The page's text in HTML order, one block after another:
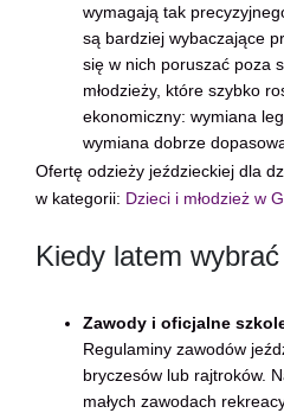
wymagają tak
są bardziej wybaczające
się w nich poruszać poza
młodzieży, które szybko
ekonomiczny: wymiana
wymiana dobrze
Ofertę odzieży jeździeckiej dla
w kategorii: Dzieci i młodzież w
Kiedy latem
Zawody i oficjalne
Regulaminy zawodów
bryczesów lub rajtroków.
małych zawodach